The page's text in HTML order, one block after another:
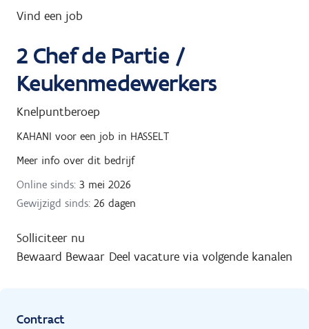
u
n
a
r
Vind een job
2 Chef de Partie /
Keukenmedewerkers
Knelpuntberoep
KAHANI voor een job in HASSELT
Meer info over dit bedrijf
Online sinds: 3 mei 2026
Gewijzigd sinds: 26 dagen
Solliciteer nu
Bewaard Bewaar Deel vacature via volgende kanalen
Contract